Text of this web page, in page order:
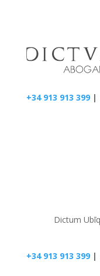
+34 913 913 399|
Dictum
+34 913 913 399|